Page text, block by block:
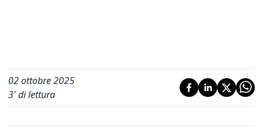
02 ottobre 2025
3' di lettura